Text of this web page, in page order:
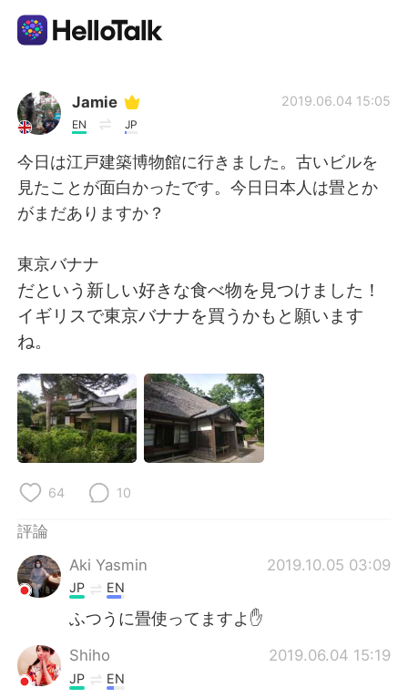
語言交換應用
AI Grammar Checker
繁體中文
English
Español العربية
日本語 한국어
Русский ไทย
Indonesia
Português
Jamie
EN JP
2019.06.04 15:05
今日は江戸建築博物館に行きました。古いビルを
見たことが面白かったです。今日日本人は畳とか
がまだありますか？
東京バナナ
だという新しい好きな食べ物を見つけました！
イギリスで東京バナナを買うかもと願います
ね。
64 10
評論
Aki Yasmin
2019.10.05 03:09
JP EN
ふつうに畳使ってますよ✋
Shiho 2019.06.04 15:19
JP EN